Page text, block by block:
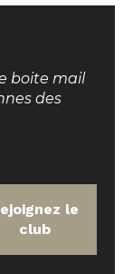
boite mail
des